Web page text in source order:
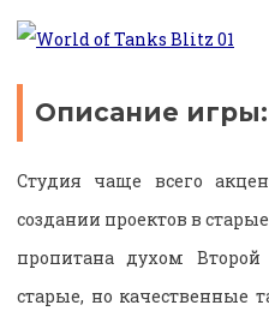
Описание игры:
Студия чаще всего
создании проектов в
пропитана духом
старые, но качественные